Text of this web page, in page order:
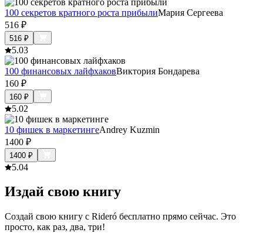
100 секретов кратного роста прибылиМария Сергеева
516 ₽
516 ₽
5.03
100 финансовых лайфхаковВиктория Бондарева
160 ₽
160 ₽
5.02
10 фишек в маркетингеAndrey Kuzmin
1400 ₽
1400 ₽
5.04
Издай свою книгу
Создай свою книгу с Rideró бесплатно прямо сейчас. Это
просто, как раз, два, три!